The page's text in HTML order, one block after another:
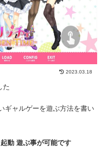
2023.03.18
た
ギャルゲーを遊ぶ方法を書い
動 遊ぶ事が可能です